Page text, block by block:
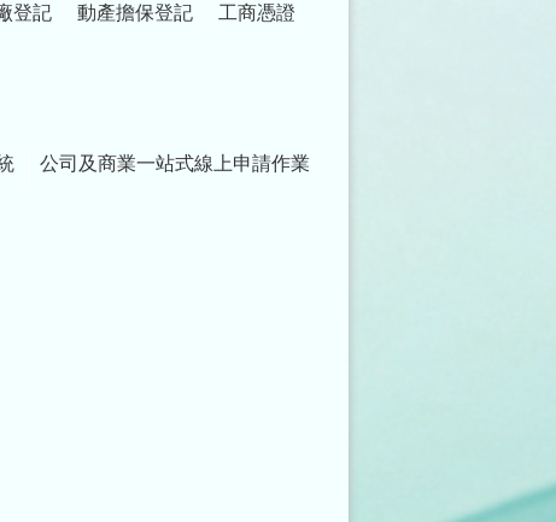
登記 動產擔保登記 工商憑證
公司及商業一站式線上申請作業